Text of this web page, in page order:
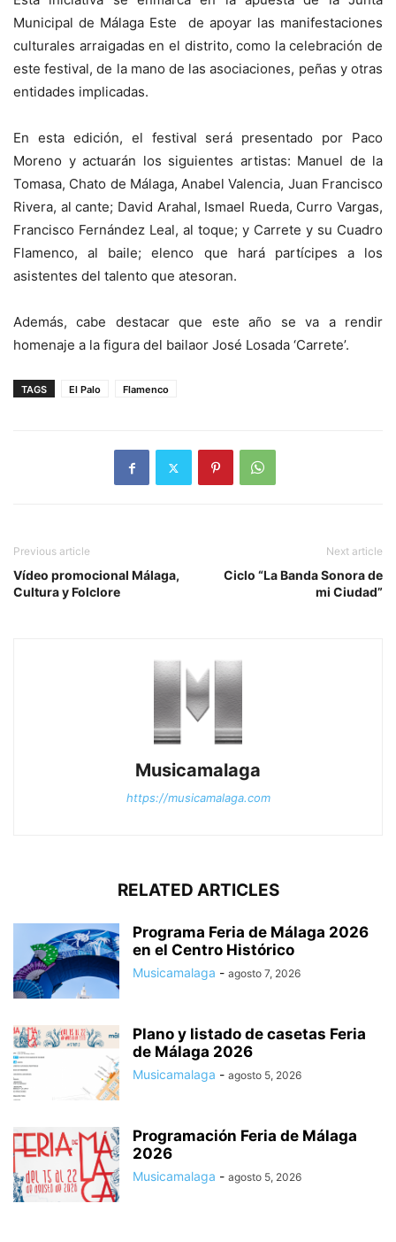
Municipal de Málaga Este de apoyar las manifestaciones
culturales arraigadas en el distrito, como la celebración de
este festival, de la mano de las asociaciones, peñas y otras
entidades implicadas.
En esta edición, el festival será presentado por Paco
Moreno y actuarán los siguientes artistas: Manuel de la
Tomasa, Chato de Málaga, Anabel Valencia, Juan Francisco
Rivera, al cante; David Arahal, Ismael Rueda, Curro Vargas,
Francisco Fernández Leal, al toque; y Carrete y su Cuadro
Flamenco, al baile; elenco que hará partícipes a los
asistentes del talento que atesoran.
Además, cabe destacar que este año se va a rendir
homenaje a la figura del bailaor José Losada ‘Carrete’.
TAGS El Palo Flamenco
Previous article
Vídeo promocional Málaga,
Cultura y Folclore
Next article
Ciclo “La Banda Sonora de
mi Ciudad”
Musicamalaga
https://musicamalaga.com
RELATED ARTICLES
Programa Feria de Málaga 2026
en el Centro Histórico
Musicamalaga - agosto 7, 2026
Plano y listado de casetas Feria
de Málaga 2026
Musicamalaga - agosto 5, 2026
Programación Feria de Málaga
2026
Musicamalaga - agosto 5, 2026